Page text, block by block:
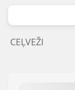
CEĻVEŽI